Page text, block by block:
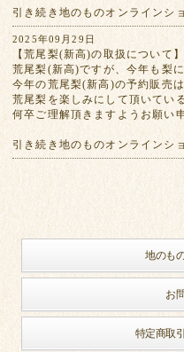
引き続き地のものオンラインシ
2025年09月29日
【荒尾梨(新高)の取扱について】
荒尾梨(新高)ですが、今年も梨
今年の荒尾梨(新高)の予約販売
荒尾梨を楽しみにして頂いてい
何卒ご理解頂きますようお願い
引き続き地のものオンラインシ
地のも
お
特定商取